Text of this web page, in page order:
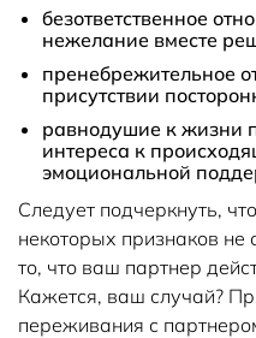
безответственное
нежелание вместе
пренебрежительное
присутствии
равнодушие к жизни
интереса к
эмоциональной
Следует подчеркнуть,
некоторых признаков не
то, что ваш партнер
Кажется, ваш случай?
переживания с